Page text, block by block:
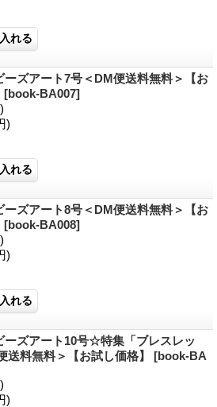
ーズアート7号＜DM便送料無料＞【お
[book-BA007]
)
ーズアート8号＜DM便送料無料＞【お
[book-BA008]
)
ーズアート10号☆特集「ブレスレッ
送料無料＞【お試し価格】 [book-BA
)